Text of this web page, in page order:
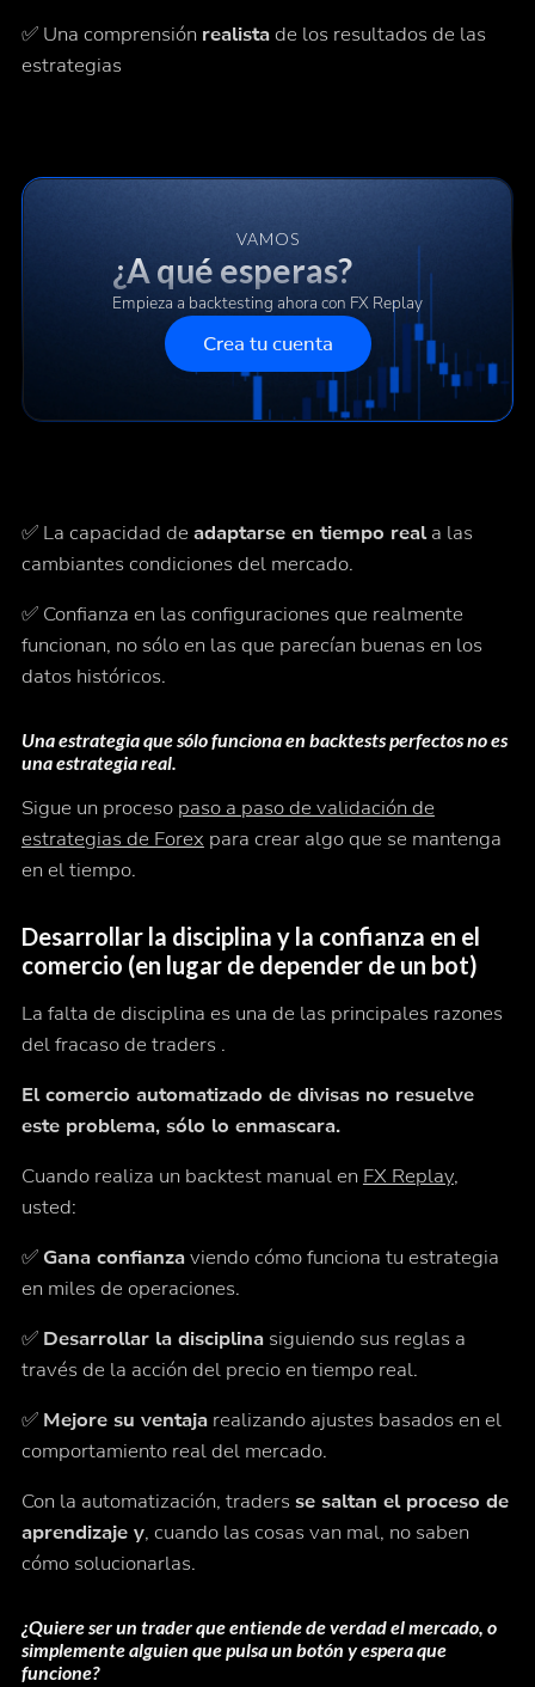
✅ Una comprensión realistade los resultados de las
estrategias
VAMOS
¿A qué esperas?
Empieza a backtesting ahora con FX Replay
Crea tu cuenta
✅ La capacidad de adaptarse en tiempo reala las
cambiantes condiciones del mercado.
✅ Confianza en las configuraciones que realmente
funcionan, no sólo en las que parecían buenas en los
datos históricos.
Una estrategia que sólo funciona en backtests perfectos no es
una estrategia real.
Sigue un proceso paso a paso de validación de
estrategias de Forex para crear algo que se mantenga
en el tiempo.
Desarrollar la disciplina y la confianza en el
comercio (en lugar de depender de un bot)
La falta de disciplina es una de las principales razones
del fracaso de traders .
El comercio automatizado de divisas no resuelve
este problema, sólo lo enmascara.
Cuando realiza un backtest manual en FX Replay,
usted:
✅ Gana confianzaviendo cómo funciona tu estrategia
en miles de operaciones.
✅ Desarrollar la disciplinasiguiendo sus reglas a
través de la acción del precio en tiempo real.
✅ Mejore su ventajarealizando ajustes basados en el
comportamiento real del mercado.
Con la automatización, traders se saltan el proceso de
aprendizaje y, cuando las cosas van mal, no saben
cómo solucionarlas.
¿Quiere ser un trader que entiende de verdad el mercado, o
simplemente alguien que pulsa un botón y espera que
funcione?